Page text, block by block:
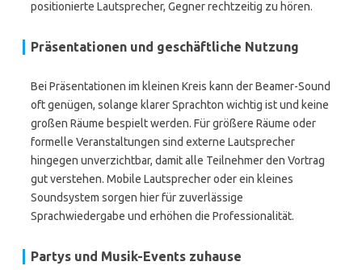
positionierte Lautsprecher, Gegner rechtzeitig zu hören.
Präsentationen und geschäftliche Nutzung
Bei Präsentationen im kleinen Kreis kann der Beamer-Sound
oft genügen, solange klarer Sprachton wichtig ist und keine
großen Räume bespielt werden. Für größere Räume oder
formelle Veranstaltungen sind externe Lautsprecher
hingegen unverzichtbar, damit alle Teilnehmer den Vortrag
gut verstehen. Mobile Lautsprecher oder ein kleines
Soundsystem sorgen hier für zuverlässige
Sprachwiedergabe und erhöhen die Professionalität.
Partys und Musik-Events zuhause